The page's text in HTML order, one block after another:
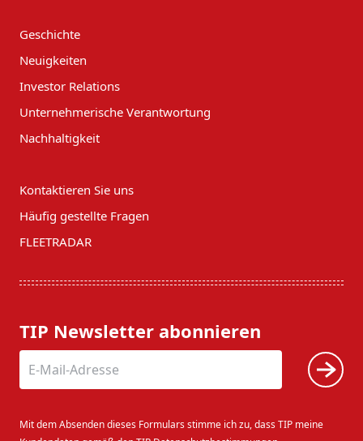
Geschichte
Neuigkeiten
Investor Relations
Unternehmerische Verantwortung
Nachhaltigkeit
Kontaktieren Sie uns
Häufig gestellte Fragen
FLEETRADAR
TIP Newsletter abonnieren
Mit dem Absenden dieses Formulars stimme ich zu, dass TIP meine